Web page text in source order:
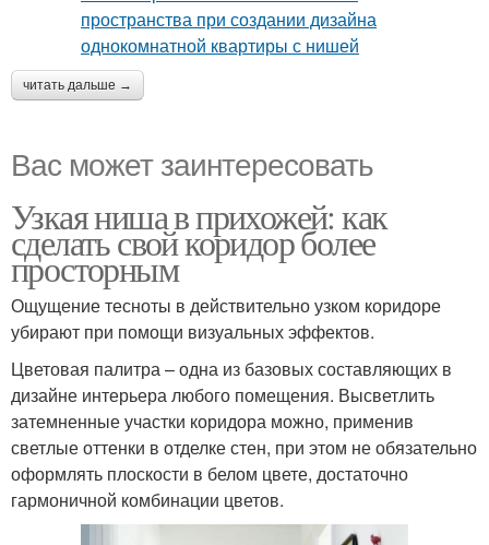
читать дальше →
Вас может заинтересовать
Узкая ниша в прихожей: как
сделать свой коридор более
просторным
Ощущение тесноты в действительно узком коридоре
убирают при помощи визуальных эффектов.
Цветовая палитра – одна из базовых составляющих в
дизайне интерьера любого помещения. Высветлить
затемненные участки коридора можно, применив
светлые оттенки в отделке стен, при этом не обязательно
оформлять плоскости в белом цвете, достаточно
гармоничной комбинации цветов.